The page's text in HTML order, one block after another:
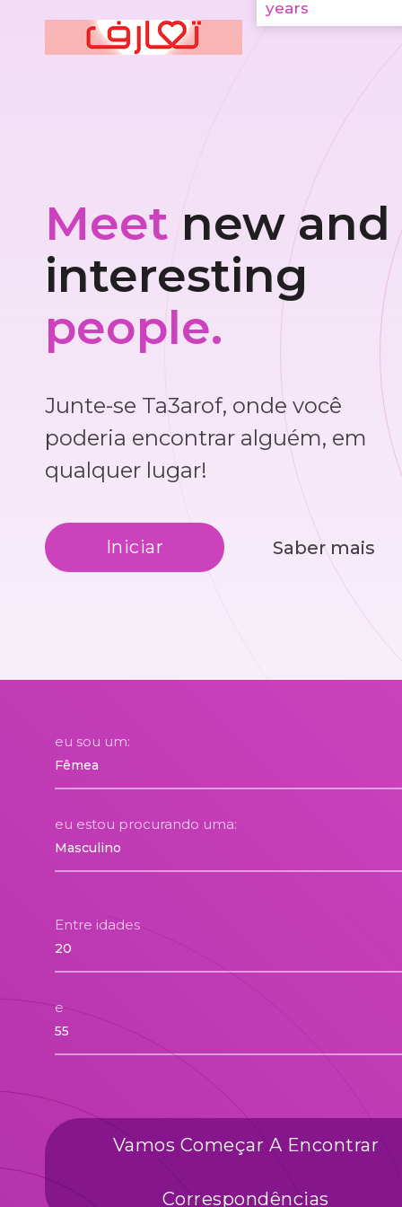
years
Meet new and
interesting
people.
Junte-se Ta3arof, onde você
poderia encontrar alguém, em
qualquer lugar!
Iniciar Saber mais
eu sou um:
eu estou procurando uma:
Entre idades
e
Vamos Começar A Encontrar
Correspondências